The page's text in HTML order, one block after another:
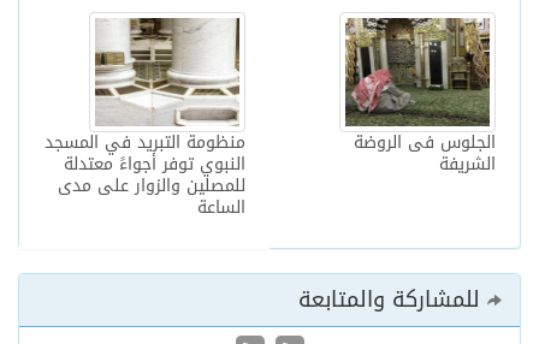
منظومة التبريد في المسجد
النبوي توفر أجواءً معتدلة
للمصلين والزوار على مدى
الساعة
الجلوس فى الروضة
الشريفة
للمشاركة والمتابعة